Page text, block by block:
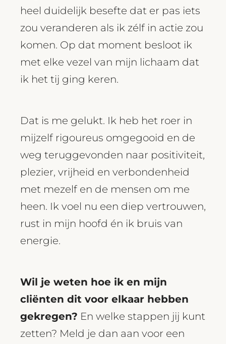
heel duidelijk besefte dat er pas iets
zou veranderen als ik zélf in actie zou
komen. Op dat moment besloot ik
met elke vezel van mijn lichaam dat
ik het tij ging keren.
Dat is me gelukt. Ik heb het roer in
mijzelf rigoureus omgegooid en de
weg teruggevonden naar positiviteit,
plezier, vrijheid en verbondenheid
met mezelf en de mensen om me
heen. Ik voel nu een diep vertrouwen,
rust in mijn hoofd én ik bruis van
energie.
Wil je weten hoe ik en mijn
cliënten dit voor elkaar hebben
gekregen? En welke stappen jij kunt
zetten? Meld je dan aan voor een